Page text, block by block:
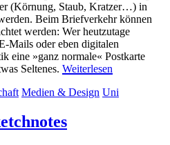
(Körnung, Staub, Kratzer…) in
Beim Briefverkehr können
werden: Wer heutzutage
Mails oder eben digitalen
eine »ganz normale« Postkarte
Seltenes. Weiterlesen
Medien & Design Uni